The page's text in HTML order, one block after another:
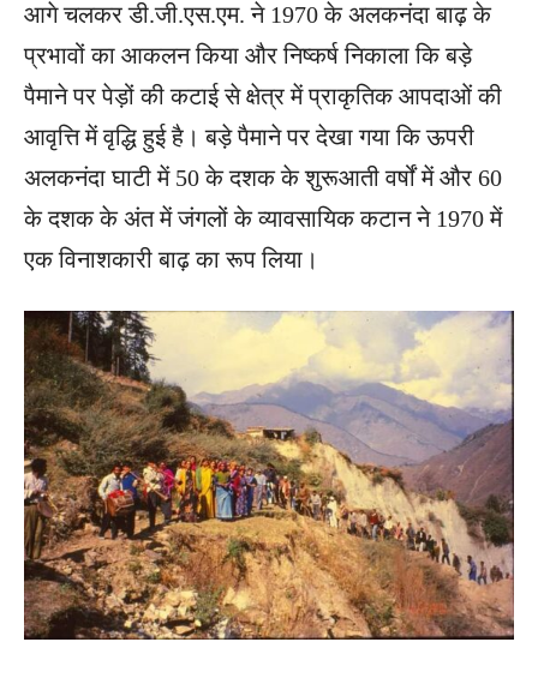
आगे चलकर डी.जी.एस.एम. ने 1970 के अलकनंदा बाढ़ के
प्रभावों का आकलन किया और निष्कर्ष निकाला कि बड़े
पैमाने पर पेड़ों की कटाई से क्षेत्र में प्राकृतिक आपदाओं की
आवृत्ति में वृद्धि हुई है। बड़े पैमाने पर देखा गया कि ऊपरी
अलकनंदा घाटी में 50 के दशक के शुरूआती वर्षों में और 60
के दशक के अंत में जंगलों के व्यावसायिक कटान ने 1970 में
एक विनाशकारी बाढ़ का रूप लिया।